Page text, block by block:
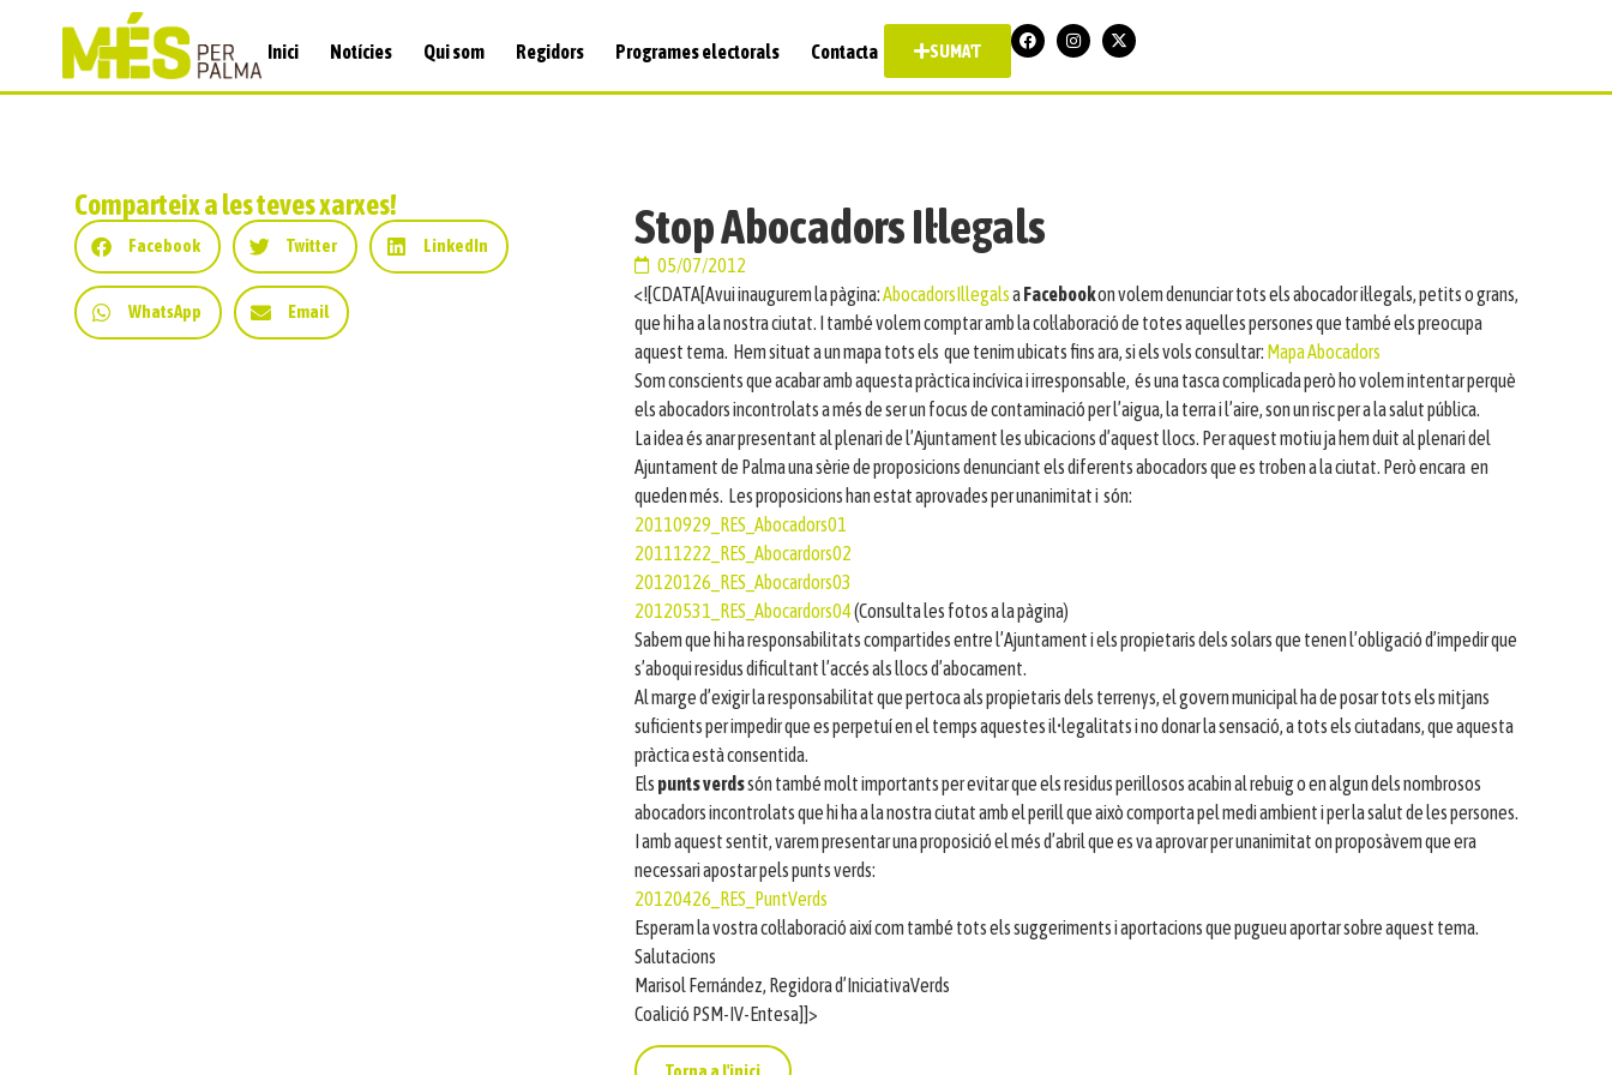
Inici Notícies Qui som Regidors Programes electorals Contacta SUMA'T
Comparteix a les teves xarxes!
Facebook Twitter LinkedIn
WhatsApp Email
Stop Abocadors Il·legals
05/07/2012
<![CDATA[Avui inaugurem la pàgina:AbocadorsIllegalsaFacebookon volem denunciar tots els abocador il·legals, petits o grans,
que hi ha a la nostra ciutat. I també volem comptar amb la col·laboració de totes aquelles persones que també els preocupa
aquest tema. Hem situat a un mapa tots els que tenim ubicats fins ara, si els vols consultar: Mapa Abocadors
Som conscients que acabar amb aquesta pràctica incívica i irresponsable, és una tasca complicada però ho volem intentar perquè
els abocadors incontrolats a més de ser un focus de contaminació per l’aigua, la terra i l’aire, son un risc per a la salut pública.
La idea és anar presentant al plenari de l’Ajuntament les ubicacions d’aquest llocs. Per aquest motiu ja hem duit al plenari del
Ajuntament de Palma una sèrie de proposicions denunciant els diferents abocadors que es troben a la ciutat. Però encara en
queden més. Les proposicions han estat aprovades per unanimitat i són:
20110929_RES_Abocadors01
20111222_RES_Abocardors02
20120126_RES_Abocardors03
20120531_RES_Abocardors04(Consulta les fotos a la pàgina)
Sabem que hi ha responsabilitats compartides entre l’Ajuntament i els propietaris dels solars que tenen l’obligació d’impedir que
s’aboqui residus dificultant l’accés als llocs d’abocament.
Al marge d’exigir la responsabilitat que pertoca als propietaris dels terrenys, el govern municipal ha de posar tots els mitjans
suficients per impedir que es perpetuí en el temps aquestes il•legalitats i no donar la sensació, a tots els ciutadans, que aquesta
pràctica està consentida.
Els punts verdssón també molt importants per evitar que els residus perillosos acabin al rebuig o en algun dels nombrosos
abocadors incontrolats que hi ha a la nostra ciutat amb el perill que això comporta pel medi ambient i per la salut de les persones.
I amb aquest sentit, varem presentar una proposició el més d’abril que es va aprovar per unanimitat on proposàvem que era
necessari apostar pels punts verds:
20120426_RES_PuntVerds
Esperam la vostra col·laboració així com també tots els suggeriments i aportacions que pugueu aportar sobre aquest tema.
Salutacions
Marisol Fernández, Regidora d’IniciativaVerds
Coalició PSM-IV-Entesa]]>
Torna a l'inici